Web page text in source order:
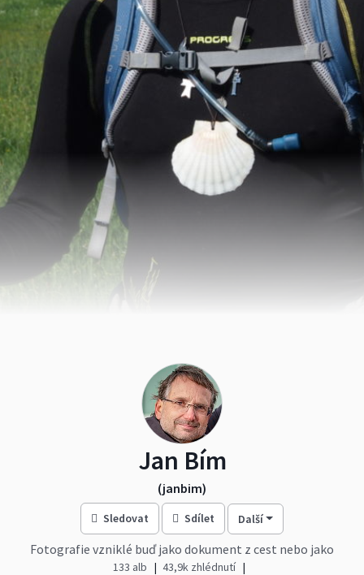
Jan Bím
(janbim)
Sledovat Sdílet Další
Fotografie vzniklé buď jako dokument z cest nebo jako
náhodná inspirace. Vždy nafoceny z radosti a pro radost.
133 alb 43,9k zhlédnutí